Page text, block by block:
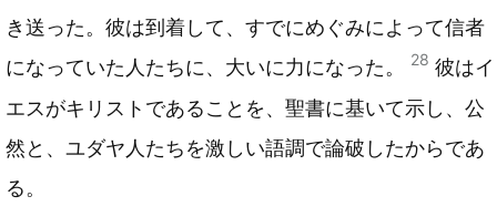
き送った。彼は到着して、すでにめぐみによって信者
になっていた人たちに、大いに力になった。
28 彼はイ
エスがキリストであることを、聖書に基いて示し、公
然と、ユダヤ人たちを激しい語調で論破したからであ
る。